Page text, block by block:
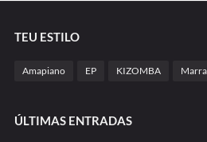
TEU ESTILO
Amapiano EP KIZOMBA
ÚLTIMAS ENTRADAS